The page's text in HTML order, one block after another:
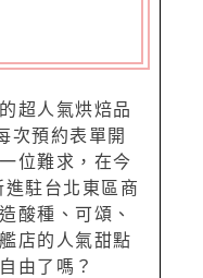
超人氣烘焙品
次預約表單開
位難求，在今
駐台北東區商
酸種、可頌、
店的人氣甜點
由了嗎？